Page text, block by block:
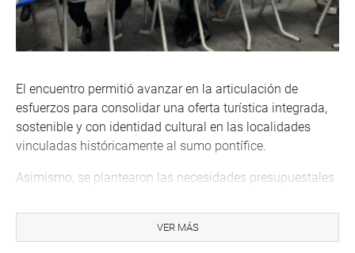
El encuentro permitió avanzar en la articulación de
esfuerzos para consolidar una oferta turística integrada,
sostenible y con identidad cultural en las localidades
vinculadas históricamente al sumo pontífice.
Asimismo, se plantearon las necesidades presupuestales
Papa, priorizando la conservación del patrimonio y la
promoción de inversiones que permitan dinamizar las
VER MÁS